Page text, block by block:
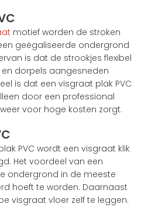
motief worden de stroken
geëgaliseerde ondergrond
is dat de strookjes flexibel
en dorpels aangesneden
is dat een visgraat plak PVC
door een professional
voor hoge kosten zorgt.
PVC wordt een visgraat klik
Het voordeel van een
ondergrond in de meeste
hoeft te worden. Daarnaast
visgraat vloer zelf te leggen.